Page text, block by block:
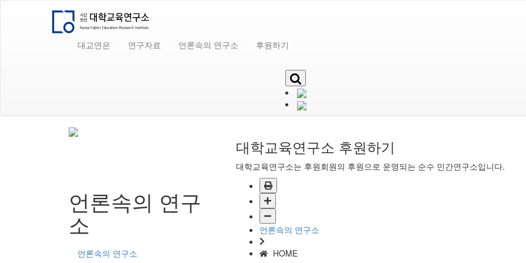
대교연은 연구자료 언론속의 연구소 후원하기
대학교육연구소 후원하기
대학교육연구소는 후원회원의 후원으로 운영되는 순수 민간연구소입니다.
언론속의 연구
소
언론속의 연구소
언론속의 연구소
HOME